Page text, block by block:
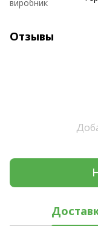
виробник
Отзывы